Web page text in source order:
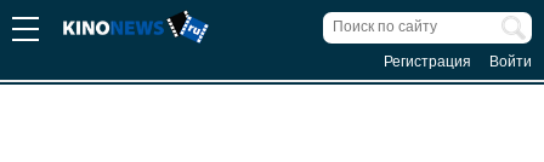
Регистрация Войти